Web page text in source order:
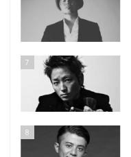
7
8